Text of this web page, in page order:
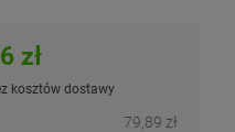
zł
kosztów dostawy
79,89 zł